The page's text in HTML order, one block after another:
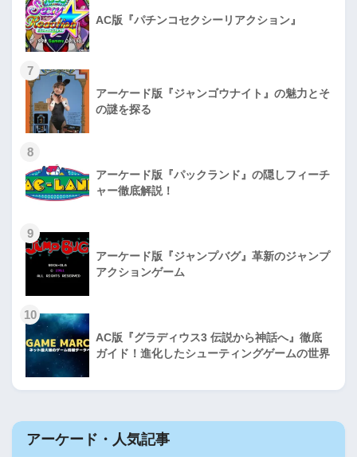
AC版『パチンコセクシーリアクション』
7
アーケード版『ジャンゴウナイト』の魅力とそ
の謎を探る
8
アーケード版『パックランド』の隠しフィーチ
ャー徹底解説！
9
アーケード版『ジャンプバグ』革新のジャンプ
アクションゲーム
10
AC版『グラディウス3 伝説から神話へ』徹底
ガイド！進化したシューティングゲームの世界
アーケード・人気記事